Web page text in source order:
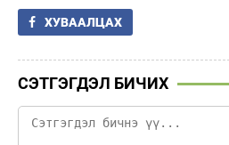
ХУВААЛЦАХ
СЭТГЭГДЭЛ БИЧИХ